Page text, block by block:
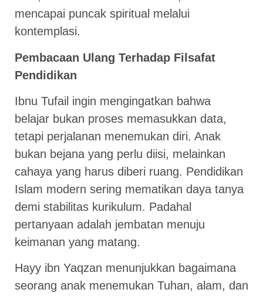
mencapai puncak spiritual melalui
kontemplasi.
Pembacaan Ulang Terhadap Filsafat
Pendidikan
Ibnu Tufail ingin mengingatkan bahwa
belajar bukan proses memasukkan data,
tetapi perjalanan menemukan diri. Anak
bukan bejana yang perlu diisi, melainkan
cahaya yang harus diberi ruang. Pendidikan
Islam modern sering mematikan daya tanya
demi stabilitas kurikulum. Padahal
pertanyaan adalah jembatan menuju
keimanan yang matang.
Hayy ibn Yaqzan menunjukkan bagaimana
seorang anak menemukan Tuhan, alam, dan